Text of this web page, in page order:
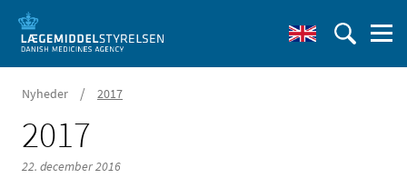
Nyheder / 2017
2017
22. december 2016